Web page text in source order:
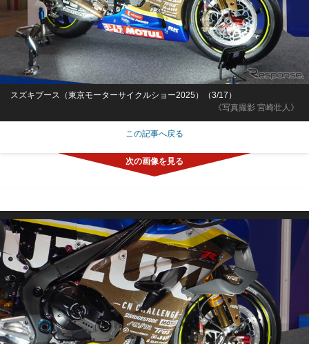
《写真撮影 宮崎壮人》
スズキブース（東京モーターサイクルショー2025）（3/17）
この記事へ戻る